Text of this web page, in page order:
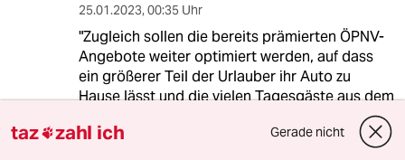
25.01.2023, 00:35 Uhr
"Zugleich sollen die bereits prämierten ÖPNV-
Angebote weiter optimiert werden, auf dass
ein größerer Teil der Urlauber ihr Auto zu
Hause lässt und die vielen Tagesgäste aus dem
etwa 100 Kilometer entfernten Münchner Raum
nicht jedes Wochenende einen Verkehrskollaps
taz zahl ich Gerade nicht